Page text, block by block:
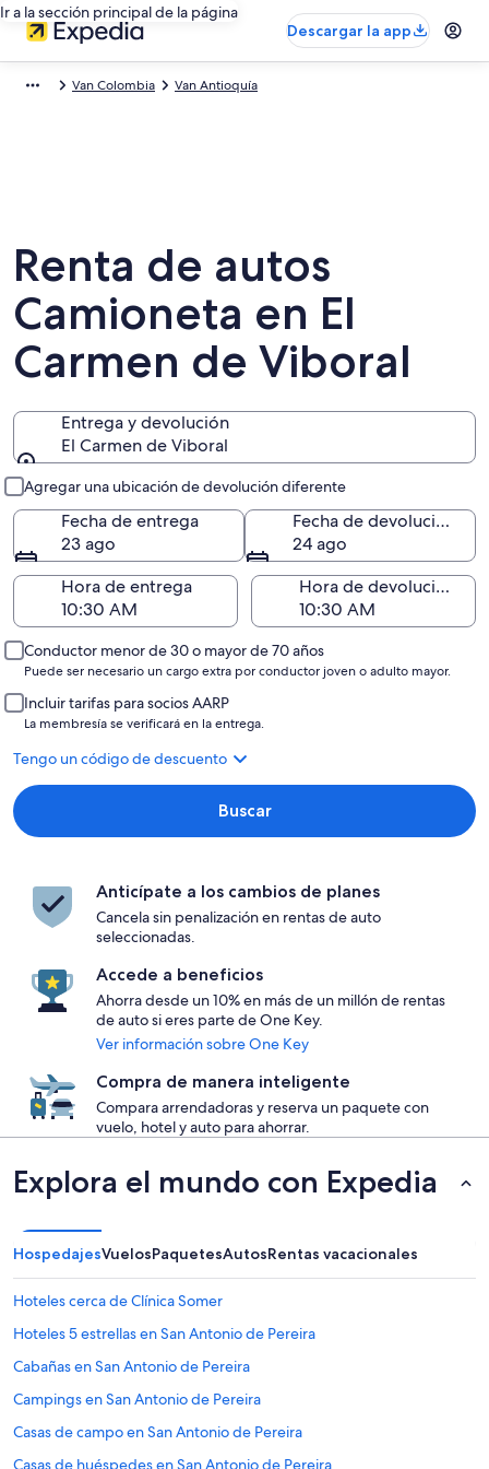
Ir a la sección principal de la página
Descargar la app
Van Colombia Van Antioquía
Renta de autos
Camioneta en El
Carmen de Viboral
Entrega y devolución
El Carmen de Viboral
Agregar una ubicación de devolución diferente
Fecha de entrega
23 ago
Fecha de devolución
24 ago
Hora de entrega
Hora de devolución
Conductor menor de 30 o mayor de 70 años
Puede ser necesario un cargo extra por conductor joven o adulto mayor.
Incluir tarifas para socios AARP
La membresía se verificará en la entrega.
Tengo un código de descuento
Buscar
Anticípate a los cambios de planes
Cancela sin penalización en rentas de auto
seleccionadas.
Accede a beneficios
Ahorra desde un 10% en más de un millón de rentas
de auto si eres parte de One Key.
Ver información sobre One Key
Compra de manera inteligente
Compara arrendadoras y reserva un paquete con
vuelo, hotel y auto para ahorrar.
Explora el mundo con Expedia
HospedajesVuelosPaquetesAutosRentas vacacionales
Hoteles cerca de Clínica Somer
Hoteles 5 estrellas en San Antonio de Pereira
Cabañas en San Antonio de Pereira
Campings en San Antonio de Pereira
Casas de campo en San Antonio de Pereira
Casas de huéspedes en San Antonio de Pereira